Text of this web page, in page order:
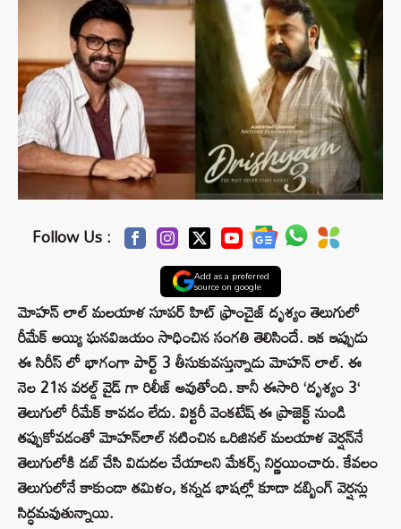
Follow Us :
Add as a preferred
source on google
మోహన్ లాల్ మలయాళ సూపర్ హిట్ ఫ్రాంచైజ్ దృశ్యం తెలుగులో
రీమేక్ అయ్యి ఘనవిజయం సాధించిన సంగతి తెలిసిందే. ఇక ఇప్పుడు
ఈ సిరీస్ లో భాగంగా పార్ట్ 3 తీసుకువస్తున్నాడు మోహన్ లాల్. ఈ
నెల 21న వరల్డ్ వైడ్ గా రిలీజ్ అవుతోంది. కానీ ఈసారి‘దృశ్యం 3‘
తెలుగులో రీమేక్ కావడం లేదు. విక్టరీ వెంకటేష్ ఈ ప్రాజెక్ట్ నుండి
తప్పుకోవడంతో మోహన్‌లాల్ నటించిన ఒరిజినల్ మలయాళ వెర్షన్‌నే
తెలుగులోకి డబ్ చేసి విడుదల చేయాలని మేకర్స్ నిర్ణయించారు. కేవలం
తెలుగులోనే కాకుండా తమిళం, కన్నడ భాషల్లో కూడా డబ్బింగ్ వెర్షన్లు
సిద్ధమవుతున్నాయి.